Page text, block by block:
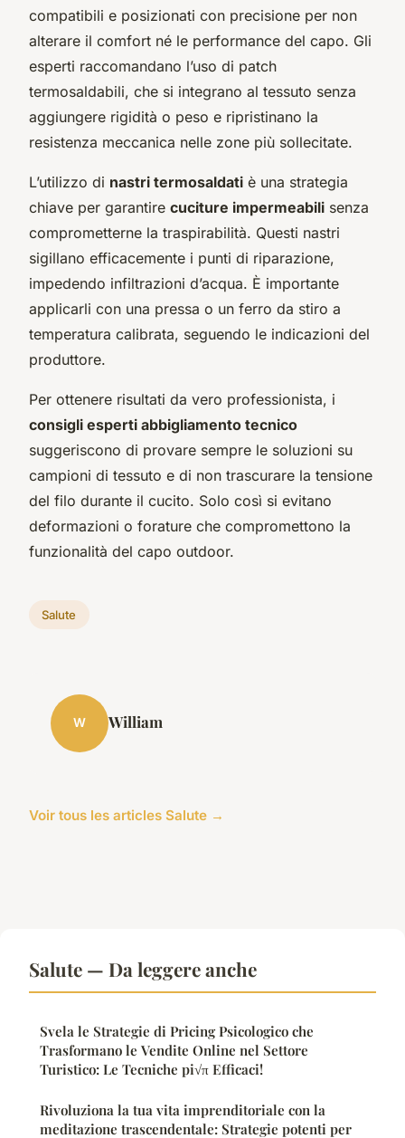
compatibili e posizionati con precisione per non
alterare il comfort né le performance del capo. Gli
esperti raccomandano l’uso di patch
termosaldabili, che si integrano al tessuto senza
aggiungere rigidità o peso e ripristinano la
resistenza meccanica nelle zone più sollecitate.
L’utilizzo di nastri termosaldati è una strategia
chiave per garantire cuciture impermeabili senza
comprometterne la traspirabilità. Questi nastri
sigillano efficacemente i punti di riparazione,
impedendo infiltrazioni d’acqua. È importante
applicarli con una pressa o un ferro da stiro a
temperatura calibrata, seguendo le indicazioni del
produttore.
Per ottenere risultati da vero professionista, i
consigli esperti abbigliamento tecnico
suggeriscono di provare sempre le soluzioni su
campioni di tessuto e di non trascurare la tensione
del filo durante il cucito. Solo così si evitano
deformazioni o forature che compromettono la
funzionalità del capo outdoor.
Salute
W William
Voir tous les articles Salute →
Salute — Da leggere anche
Svela le Strategie di Pricing Psicologico che
Trasformano le Vendite Online nel Settore
Turistico: Le Tecniche pi√π Efficaci!
Rivoluziona la tua vita imprenditoriale con la
meditazione trascendentale: Strategie potenti per